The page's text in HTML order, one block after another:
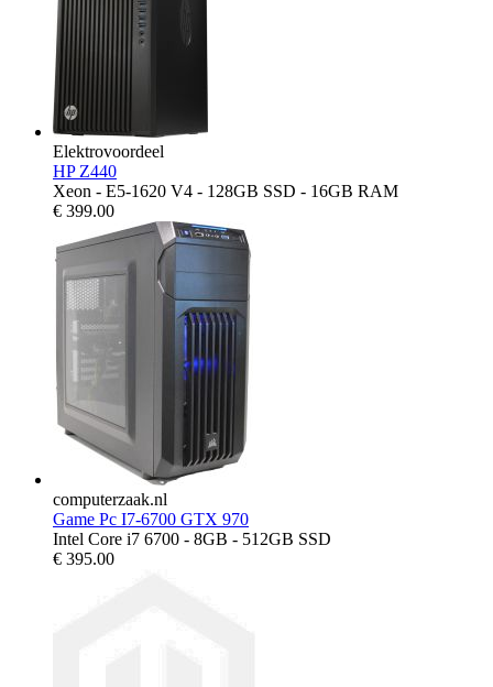
Elektrovoordeel
HP Z440
Xeon - E5-1620 V4 - 128GB SSD - 16GB RAM
€ 399.00
computerzaak.nl
Game Pc I7-6700 GTX 970
Intel Core i7 6700 - 8GB - 512GB SSD
€ 395.00